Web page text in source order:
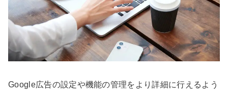
Google広告の設定や機能の管理をより詳細に行えるよう